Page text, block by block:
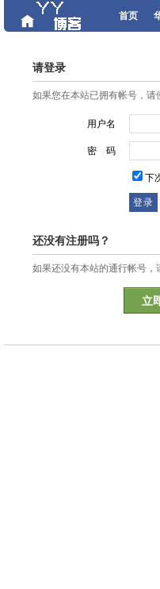
首页
请登录
如果您在本站已拥有帐号，
用户名
密 码
下
还没有注册吗？
如果还没有本站的通行帐号，
立